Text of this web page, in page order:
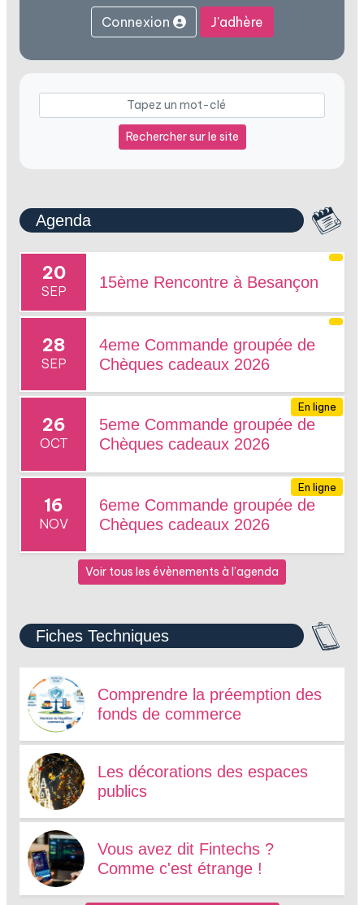
Connexion J'adhère
Rechercher sur le site
Agenda
20
SEP 15ème Rencontre à Besançon
28
SEP
4eme Commande groupée de
Chèques cadeaux 2026
26
OCT
5eme Commande groupée de
Chèques cadeaux 2026
En ligne
16
NOV
6eme Commande groupée de
Chèques cadeaux 2026
En ligne
Voir tous les évènements à l’agenda
Fiches Techniques
Comprendre la préemption des
fonds de commerce
Les décorations des espaces
publics
Vous avez dit Fintechs ?
Comme c'est étrange !